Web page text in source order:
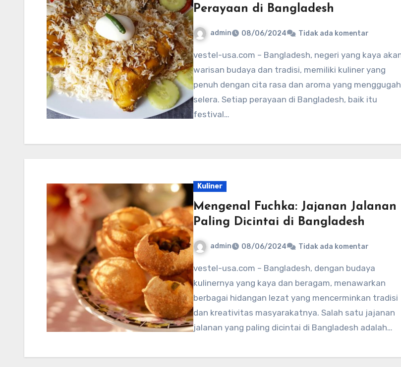
Perayaan di Bangladesh
admin 08/06/2024 Tidak ada komentar
vestel-usa.com – Bangladesh, negeri yang kaya akan
warisan budaya dan tradisi, memiliki kuliner yang
penuh dengan cita rasa dan aroma yang menggugah
selera. Setiap perayaan di Bangladesh, baik itu
festival…
Kuliner
Mengenal Fuchka: Jajanan Jalanan
Paling Dicintai di Bangladesh
admin 08/06/2024 Tidak ada komentar
vestel-usa.com – Bangladesh, dengan budaya
kulinernya yang kaya dan beragam, menawarkan
berbagai hidangan lezat yang mencerminkan tradisi
dan kreativitas masyarakatnya. Salah satu jajanan
jalanan yang paling dicintai di Bangladesh adalah…